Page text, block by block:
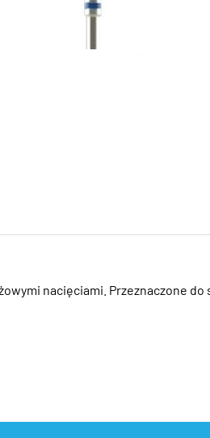
nacięciami. Przeznaczone